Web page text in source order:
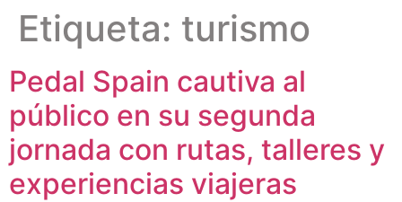
Etiqueta: turismo
Pedal Spain cautiva al
público en su segunda
jornada con rutas, talleres y
experiencias viajeras